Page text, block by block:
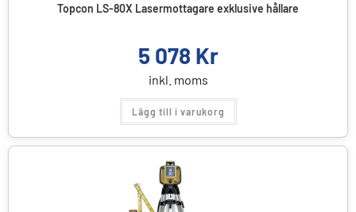
Topcon LS-80X Lasermottagare exklusive hållare
5 078 Kr
inkl. moms
Lägg till i varukorg